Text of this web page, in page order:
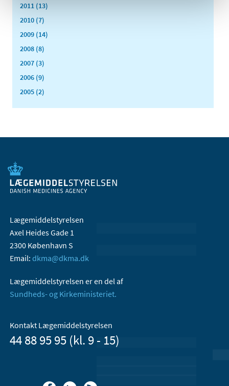
2011 (13)
2010 (7)
2009 (14)
2008 (8)
2007 (3)
2006 (9)
2005 (2)
Lægemiddelstyrelsen
Axel Heides Gade 1
2300 København S
Email: dkma@dkma.dk
Lægemiddelstyrelsen er en del af
Sundheds- og Kirkeministeriet.
Kontakt Lægemiddelstyrelsen
44 88 95 95 (kl. 9 - 15)